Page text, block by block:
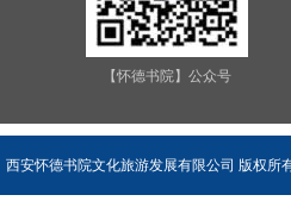
【怀德书院】公众号
西安怀德书院文化旅游发展有限公司 版权所